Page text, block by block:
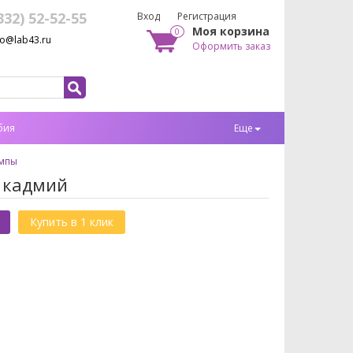
52-52-55 Вход Регистрация
0 Моя корзина
Оформить заказ
Еще
Купить в 1 клик